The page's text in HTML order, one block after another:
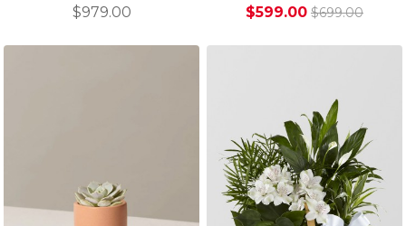
$979.00 $599.00 $699.00